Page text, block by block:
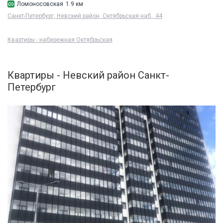
Ломоносовская 1.9 км
Санкт-Петербург, Невский район, Октябрьская наб., 44
Квартиры - набережная Октябрьская
Квартиры - Невский район Санкт-
Петербург